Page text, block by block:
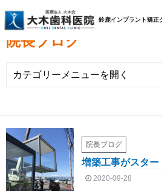
鈴鹿インプラント矯正
ホーム 院長ブログ
院長ブログ
カテゴリーメニュー
院長ブログ
増築工事がスター
2020-09-28